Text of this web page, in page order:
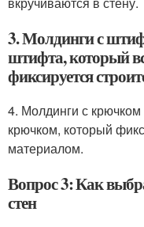
3. Молдинги с
штифта, который
фиксируется
4. Молдинги с
крючком, который
материалом.
Вопрос 3: Как
стен